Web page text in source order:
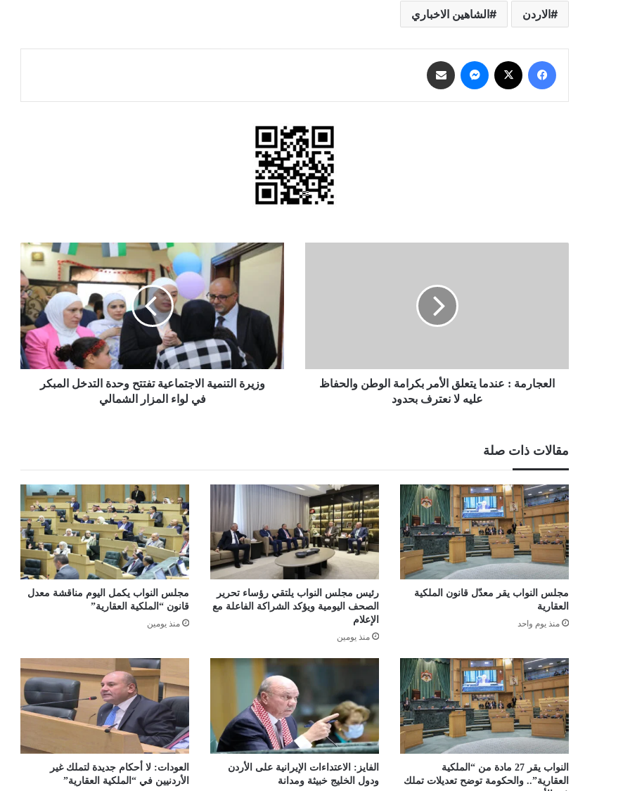
الاردن الشاهين الاخباري
فيسبوك ماسنجر
عليه
العجارمة : عندما يتعلق الأمر بكرامة الوطن والحفاظ
عليه لا نعترف بحدود
وزيرة
التنمية
الاجتماعية
تفتتح
وحدة
التدخل
المبكر
في
لواء
المزاروزيرة التنمية الاجتماعية تفتتح وحدة التدخل المبكر
في لواء المزار الشمالي
مقالات ذات صلة
مجلس النواب يقر معدّل قانون الملكية
العقارية
منذ يوم واحد
رئيس مجلس النواب يلتقي رؤساء تحرير
الصحف اليومية ويؤكد الشراكة الفاعلة مع
الإعلام
منذ يومين
مجلس النواب يكمل اليوم مناقشة معدل
قانون “الملكية العقارية”
منذ يومين
النواب يقر 27 مادة من “الملكية
العقارية”.. والحكومة توضح تعديلات تملك
الفايز: الاعتداءات الإيرانية على الأردن
ودول الخليج خبيثة ومدانة
العودات: لا أحكام جديدة لتملك غير
الأردنيين في “الملكية العقارية”